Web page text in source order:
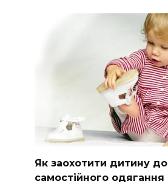
Як заохотити дитину до
самостійного одягання